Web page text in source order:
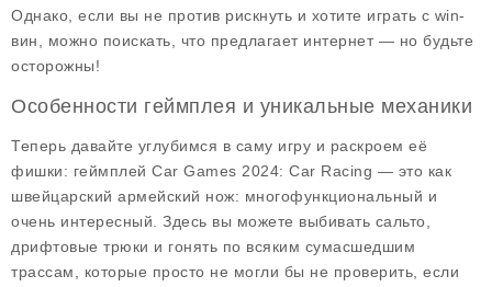
Однако, если вы не против рискнуть и хотите играть с win-
вин, можно поискать, что предлагает интернет — но будьте
осторожны!
Особенности геймплея и уникальные механики
Теперь давайте углубимся в саму игру и раскроем её
фишки: геймплей Car Games 2024: Car Racing — это как
швейцарский армейский нож: многофункциональный и
очень интересный. Здесь вы можете выбивать сальто,
дрифтовые трюки и гонять по всяким сумасшедшим
трассам, которые просто не могли бы не проверить, если